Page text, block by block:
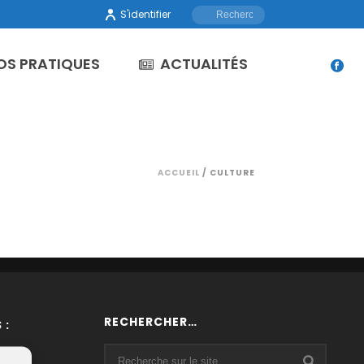
S'identifier
PRATIQUES ACTUALITÉS
ACCUEIL / CULTURE
: RECHERCHER…